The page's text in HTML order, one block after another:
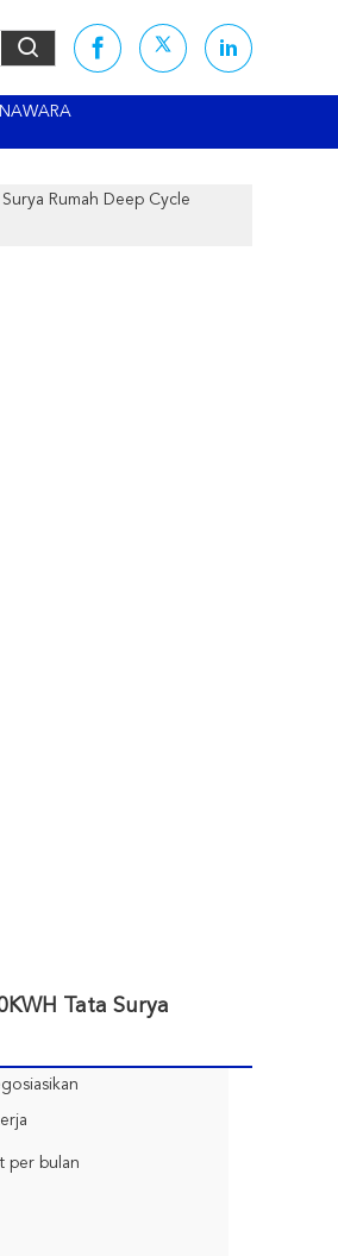
Rumah Deep Cycle
Tata Surya
per bulan